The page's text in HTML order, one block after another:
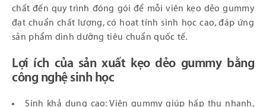
chất đến quy trình đóng gói để mỗi viên kẹo dẻo gummy
đạt chuẩn chất lượng, có hoạt tính sinh học cao, đáp ứng
sản phẩm dinh dưỡng tiêu chuẩn quốc tế.
Lợi ích của sản xuất kẹo dẻo gummy bằng
công nghệ sinh học
Sinh khả dụng cao: Viên gummy giúp hấp thu nhanh,